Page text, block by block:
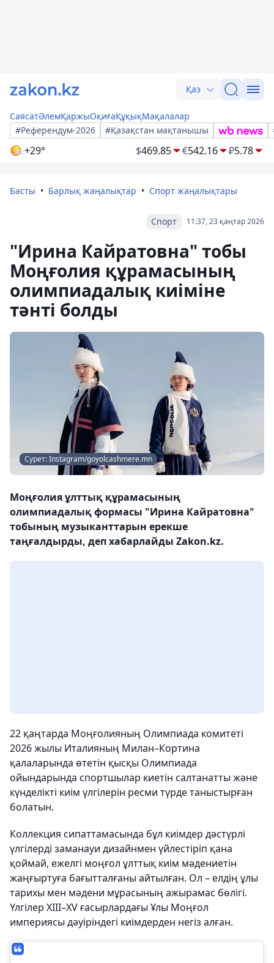
Қаз
СаясатӘлемҚаржыОқиғаҚұқықМақалалар
#Референдум-2026
#Қазақстан мақтанышы
+29° $469.85 €542.16 ₽5.78
Басты Барлық жаңалықтар Спорт жаңалықтары
11:37, 23 қаңтар 2026
Спорт
"Ирина Кайратовна" тобы
Моңғолия құрамасының
олимпиадалық киіміне
тәнті болды
Сурет: Instagram/goyolcashmere.mn
Моңғолия ұлттық құрамасының
олимпиадалық формасы "Ирина Кайратовна"
тобының музыканттарын ерекше
таңғалдырды, деп хабарлайды Zakon.kz.
22 қаңтарда Моңғолияның Олимпиада комитеті
2026 жылы Италияның Милан–Кортина
қалаларында өтетін қысқы Олимпиада
ойындарында спортшылар киетін салтанатты және
күнделікті киім үлгілерін ресми түрде таныстырған
болатын.
Коллекция сипаттамасында бұл киімдер дәстүрлі
үлгілерді заманауи дизайнмен үйлестіріп қана
қоймай, ежелгі моңғол ұлттық киім мәдениетін
жаңғыртуға бағытталғаны айтылған. Ол – елдің ұлы
тарихы мен мәдени мұрасының ажырамас бөлігі.
Үлгілер XIII–XV ғасырлардағы Ұлы Моңғол
империясы дәуіріндегі киімдерден негіз алған.